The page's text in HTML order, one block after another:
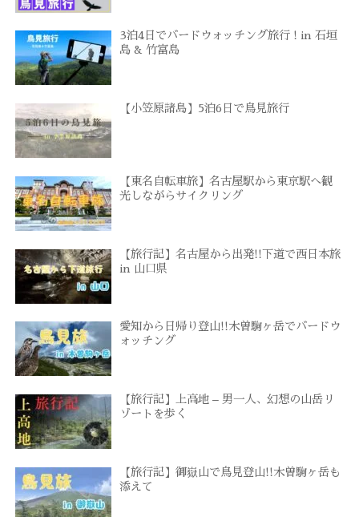
3泊4日でバードウォッチング旅行 ! in 石垣
島 & 竹富島
【小笠原諸島】5泊6日で鳥見旅行
【東名自転車旅】名古屋駅から東京駅へ観
光しながらサイクリング
【旅行記】名古屋から出発!!下道で西日本旅
in 山口県
愛知から日帰り登山!!木曽駒ヶ岳でバードウ
ォッチング
【旅行記】上高地 – 男一人、幻想の山岳リ
ゾートを歩く
【旅行記】御嶽山で鳥見登山!!木曽駒ヶ岳も
添えて